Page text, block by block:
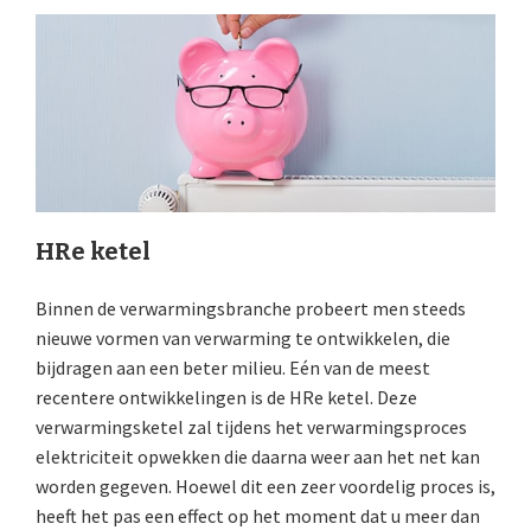
HRe ketel
Binnen de verwarmingsbranche probeert men steeds
nieuwe vormen van verwarming te ontwikkelen, die
bijdragen aan een beter milieu. Eén van de meest
recentere ontwikkelingen is de HRe ketel. Deze
verwarmingsketel zal tijdens het verwarmingsproces
elektriciteit opwekken die daarna weer aan het net kan
worden gegeven. Hoewel dit een zeer voordelig proces is,
heeft het pas een effect op het moment dat u meer dan